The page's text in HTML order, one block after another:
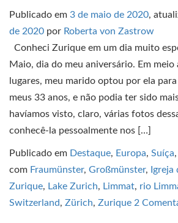
Publicado em 3 de maio de 2020,
de 2020 por Roberta von Zastrow
Conheci Zurique em um dia muito
Maio, dia do meu aniversário. Em meio
lugares, meu marido optou por ela
meus 33 anos, e não podia ter sido
havíamos visto, claro, várias fotos
conhecê-la pessoalmente nos […]
Publicado em Destaque, Europa, Suíça,
com Fraumünster, Großmünster, Igreja
Zurique, Lake Zurich, Limmat, rio
Switzerland, Zürich, Zurique 2